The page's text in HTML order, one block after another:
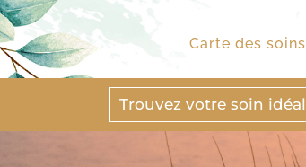
Carte des soins
Trouvez votre soin idéal